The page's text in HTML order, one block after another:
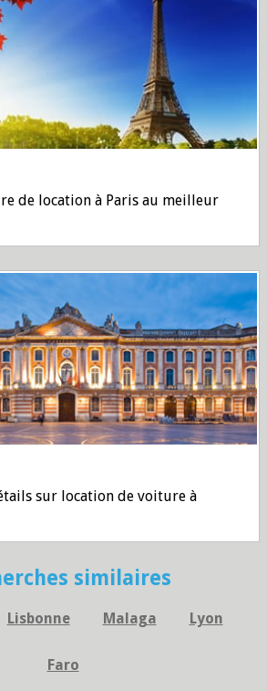
de location à Paris au meilleur
sur location de voiture à
similaires
Lisbonne Malaga Lyon
Faro